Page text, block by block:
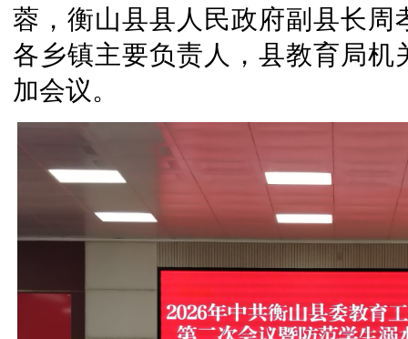
蓉，衡山县县人民政府副县长
各乡镇主要负责人，县教育局
加会议。